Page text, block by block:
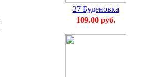
27 Буденовка
109.00 руб.